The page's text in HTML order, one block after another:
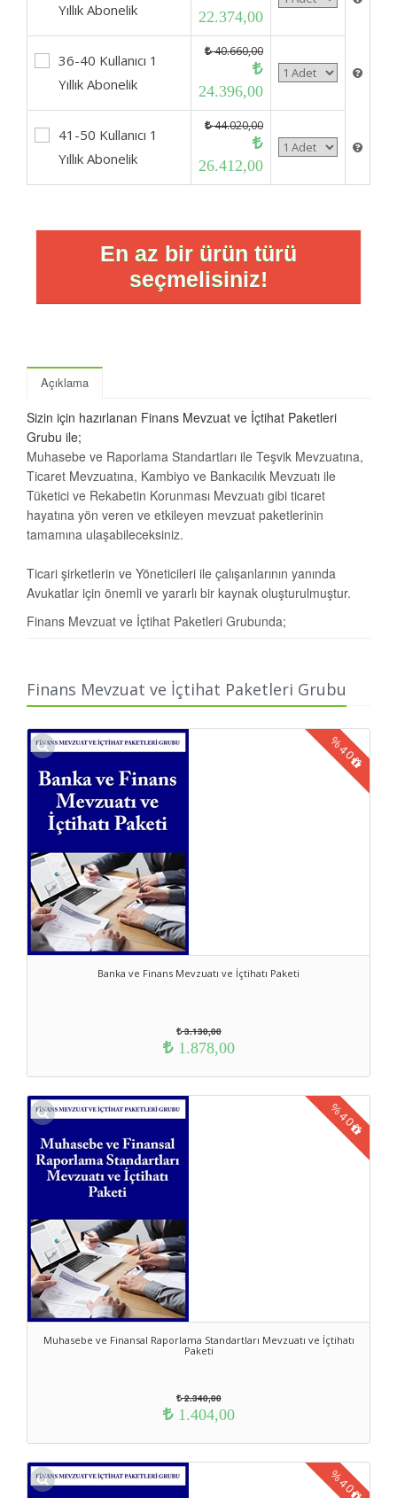
Yıllık Abonelik
22.374,00
36-40 Kullanıcı 1
Yıllık Abonelik
40.660,00
24.396,00
41-50 Kullanıcı 1
Yıllık Abonelik
44.020,00
26.412,00
En az bir ürün türü
seçmelisiniz!
Açıklama
Sizin için hazırlanan Finans Mevzuat ve İçtihat Paketleri
Grubu ile;
Muhasebe ve Raporlama Standartları ile Teşvik Mevzuatına,
Ticaret Mevzuatına, Kambiyo ve Bankacılık Mevzuatı ile
Tüketici ve Rekabetin Korunması Mevzuatı gibi ticaret
hayatına yön veren ve etkileyen mevzuat paketlerinin
tamamına ulaşabileceksiniz.
Ticari şirketlerin ve Yöneticileri ile çalışanlarının yanında
Avukatlar için önemli ve yararlı bir kaynak oluşturulmuştur.
Finans Mevzuat ve İçtihat Paketleri Grubunda;
Ticaret Mevzuatı ve İçtihatı Paketi,
Bankacılık ve Finans Mevzuatı ve İçtihatı Paketi,
Tüketici Mevzuatı ve İçtihatı Paketi,
Rekabetin Korunması Mevzuatı ve İçtihatı Paketi,
Sermaye Piyasası Mevzuatı ve İçtihatı Paketi
bulunmaktadır.
Finans Mevzuat ve İçtihat Paketleri Grubu
Banka ve Finans Mevzuatı ve İçtihatı Paketi
%40
3.130,00
1.878,00
Muhasebe ve Finansal Raporlama Standartları Mevzuatı ve İçtihatı
Paketi
%40
2.340,00
1.404,00
%40